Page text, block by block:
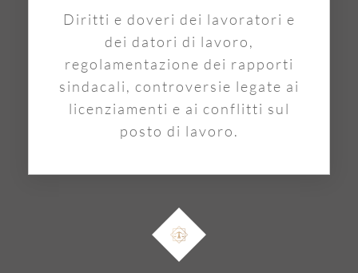
Diritti e doveri dei lavoratori e
dei datori di lavoro,
regolamentazione dei rapporti
sindacali, controversie legate ai
licenziamenti e ai conflitti sul
posto di lavoro.